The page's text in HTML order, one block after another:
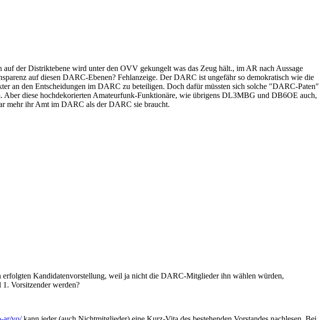
der Distriktebene wird unter den OVV gekungelt was das Zeug hält., im AR nach Aussage
auf diesen DARC-Ebenen? Fehlanzeige. Der DARC ist ungefähr so demokratisch wie die
an den Entscheidungen im DARC zu beteiligen. Doch dafür müssten sich solche "DARC-Paten"
diese hochdekorierten Amateurfunk-Funktionäre, wie übrigens DL3MBG und DB6OE auch,
mehr ihr Amt im DARC als der DARC sie braucht.
Kandidatenvorstellung, weil ja nicht die DARC-Mitglieder ihn wählen würden,
1. Vorsitzender werden?